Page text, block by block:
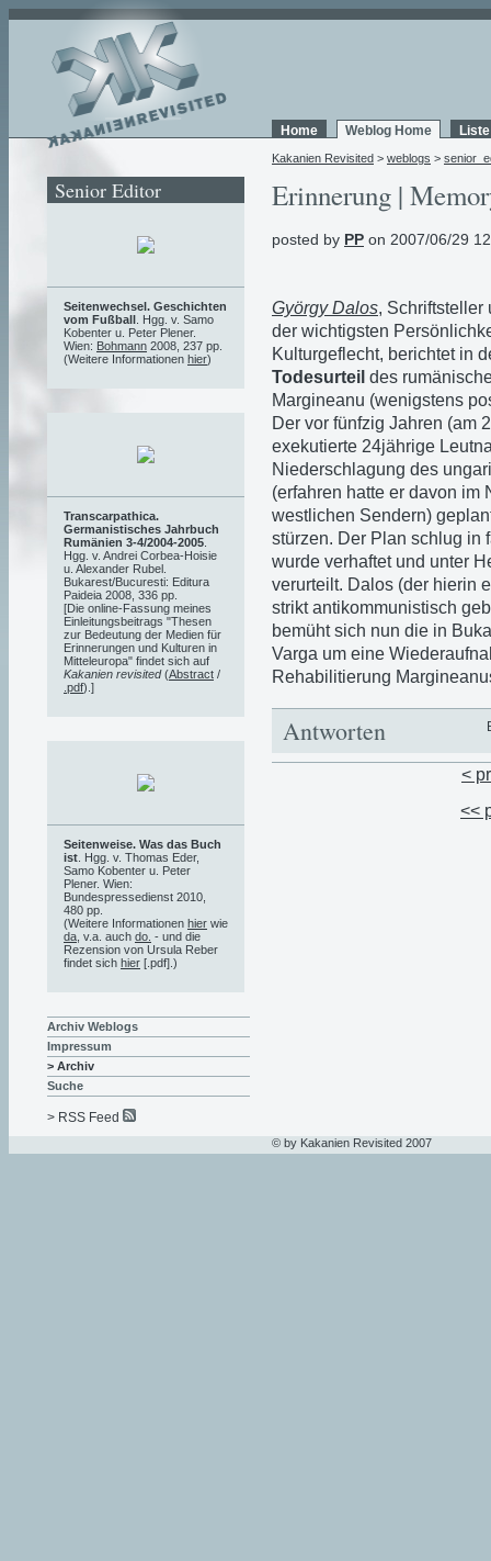
Home Weblog Home
Kakanien Revisited > weblogs >
Erinnerung |
posted by PP on 2007/06/29
György Dalos, Schriftsteller
der wichtigsten
Kulturgeflecht, berichtet in
Todesurteil des
Margineanu (wenigstens
Der vor fünfzig Jahren (am
exekutierte 24jährige
Niederschlagung des
(erfahren hatte er davon im
westlichen Sendern)
stürzen. Der Plan schlug in
wurde verhaftet und unter
verurteilt. Dalos (der hierin
strikt antikommunistisch
bemüht sich nun die in
Varga um eine
Rehabilitierung
Antworten
<
<<
Senior Editor
Seitenwechsel. Geschichten
vom Fußball . Hgg. v. Samo
Kobenter u. Peter Plener.
Wien: Bohmann 2008, 237 pp.
(Weitere Informationen hier)
Transcarpathica.
Germanistisches Jahrbuch
Rumänien 3-4/2004-2005
Hgg. v. Andrei Corbea-Hoisie
u. Alexander Rubel.
Bukarest/Bucuresti: Editura
Paideia 2008, 336 pp.
[Die online-Fassung meines
Einleitungsbeitrags "Thesen
zur Bedeutung der Medien für
Erinnerungen und Kulturen in
Mitteleuropa" findet sich auf
Kakanien revisited(Abstract /
.pdf).]
Seitenweise. Was das Buch
ist . Hgg. v. Thomas Eder,
Samo Kobenter u. Peter
Plener. Wien:
Bundespressedienst 2010,
480 pp.
(Weitere Informationen hier wie
da , v.a. auch do. - und die
Rezension von Ursula Reber
findet sich hier [.pdf].)
Archiv Weblogs
Impressum
> Archiv
Suche
> RSS Feed
© by Kakanien Revisited 2007